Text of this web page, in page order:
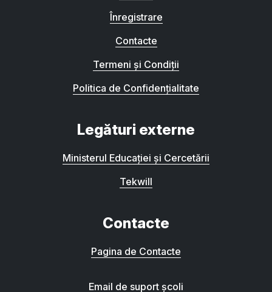
Înregistrare
Contacte
Termeni și Condiții
Politica de Confidențialitate
Legături externe
Ministerul Educației și Cercetării
Tekwill
Contacte
Pagina de Contacte
Email de suport școli